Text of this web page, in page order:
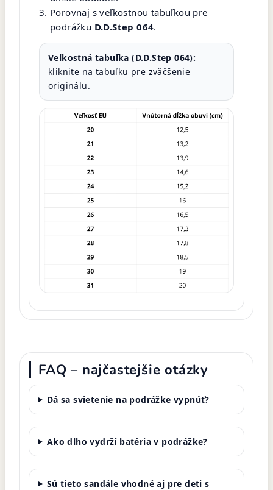
Porovnaj s veľkostnou tabuľkou pre
podrážku D.D.Step 064.
Veľkostná tabuľka (D.D.Step 064):
kliknite na tabuľku pre zväčšenie
originálu.
FAQ – najčastejšie otázky
Dá sa svietenie na podrážke vypnúť?
Ako dlho vydrží batéria v podrážke?
Sú tieto sandále vhodné aj pre deti s